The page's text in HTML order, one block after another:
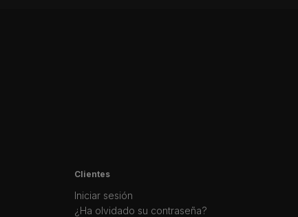
Clientes
Iniciar sesión
¿Ha olvidado su contraseña?